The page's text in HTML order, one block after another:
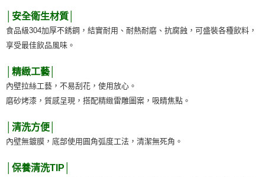
│安全衛生材質│
食品級304加厚不銹鋼，結實耐用、耐熱耐磨、抗腐蝕，可盛裝各種飲料，
享受最佳飲品風味。
│精緻工藝│
內壁拉絲工藝，不易刮花，使用放心。
磨砂烤漆，質感呈現，搭配精緻雷雕圖案，吸睛焦點。
│清洗方便│
內壁無鍍膜，底部使用圓角弧度工法，清潔無死角。
│保養清洗TIP│